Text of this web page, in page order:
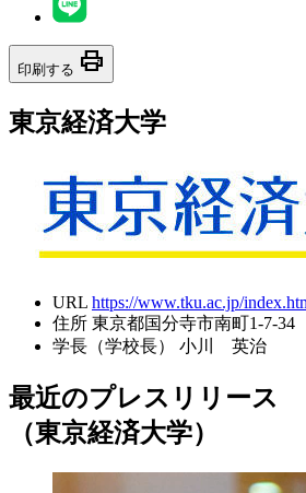
印刷する print
東京経済大学
URL https://www.tku.ac.jp/
住所 東京都国分寺市南町1-7-34
学長（学校長）
小川 英治
最近のプレスリリース
（東京経済大学）